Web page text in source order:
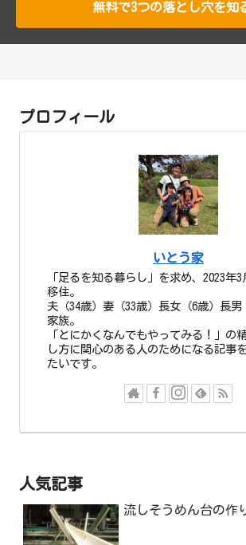
無料で3つの落とし穴を知
プロフィール
いとう家
「足るを知る暮らし」を求め、2023年
移住。
夫（34歳）妻（33歳）長女（6歳）長男
家族。
「とにかくなんでもやってみる！」の
し方に関心のある人のためになる記事
たいです。
人気記事
流しそうめん台の作